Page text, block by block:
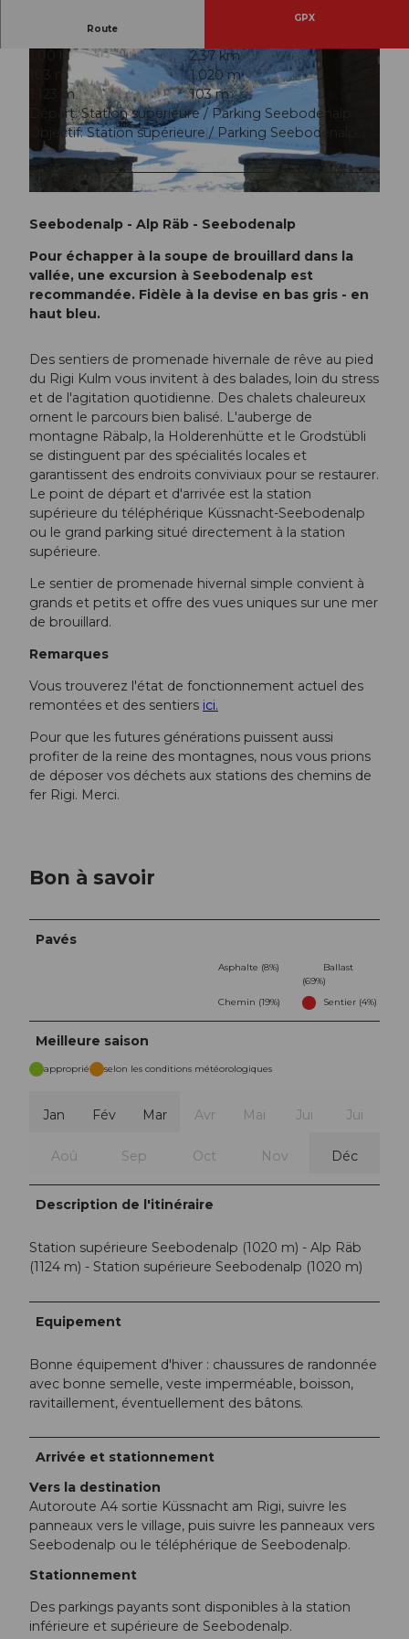
Route
GPX
2,37 km
103 m
1.020 m
1.123 m
103 m
Départ: Station supérieure / Parking Seebodenalp
Objectif: Station supérieure / Parking Seebodenalp
Seebodenalp - Alp Räb - Seebodenalp
Pour échapper à la soupe de brouillard dans la
vallée, une excursion à Seebodenalp est
recommandée. Fidèle à la devise en bas gris - en
haut bleu.
Des sentiers de promenade hivernale de rêve au pied
du Rigi Kulm vous invitent à des balades, loin du stress
et de l'agitation quotidienne. Des chalets chaleureux
ornent le parcours bien balisé. L'auberge de
montagne Räbalp, la Holderenhütte et le Grodstübli
se distinguent par des spécialités locales et
garantissent des endroits conviviaux pour se restaurer.
Le point de départ et d'arrivée est la station
supérieure du téléphérique Küssnacht-Seebodenalp
ou le grand parking situé directement à la station
supérieure.
Le sentier de promenade hivernal simple convient à
grands et petits et offre des vues uniques sur une mer
de brouillard.
Remarques
Vous trouverez l'état de fonctionnement actuel des
remontées et des sentiers ici.
Pour que les futures générations puissent aussi
profiter de la reine des montagnes, nous vous prions
de déposer vos déchets aux stations des chemins de
fer Rigi. Merci.
Bon à savoir
Pavés
Asphalte (8%)
Ballast
(69%)
Chemin (19%)
Sentier (4%)
Meilleure saison
approprié selon les conditions météorologiques
Jan Fév Mar Avr Mai Jui Jui
Aoû Sep Oct Nov Déc
Description de l'itinéraire
Station supérieure Seebodenalp (1020 m) - Alp Räb
(1124 m) - Station supérieure Seebodenalp (1020 m)
Equipement
Bonne équipement d'hiver : chaussures de randonnée
avec bonne semelle, veste imperméable, boisson,
ravitaillement, éventuellement des bâtons.
Arrivée et stationnement
Vers la destination
Autoroute A4 sortie Küssnacht am Rigi, suivre les
panneaux vers le village, puis suivre les panneaux vers
Seebodenalp ou le téléphérique de Seebodenalp.
Stationnement
Des parkings payants sont disponibles à la station
inférieure et supérieure de Seebodenalp.